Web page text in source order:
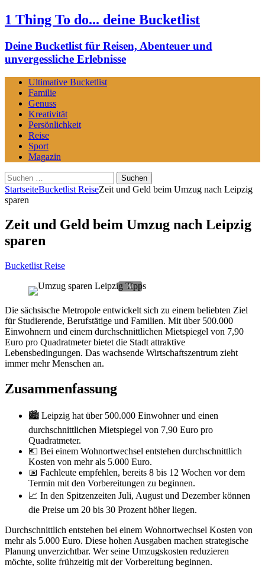
1 Thing To do... deine Bucketlist
Deine Bucketlist für Reisen, Abenteuer und
unvergessliche Erlebnisse
Ultimative Bucketlist
Familie
Genuss
Kreativität
Persönlichkeit
Reise
Sport
Magazin
Suchen
nach:
StartseiteBucketlist ReiseZeit und Geld beim Umzug nach Leipzig
sparen
Zeit und Geld beim Umzug nach Leipzig
sparen
Bucketlist Reise
Die sächsische Metropole entwickelt sich zu einem beliebten Ziel
für Studierende, Berufstätige und Familien. Mit über 500.000
Einwohnern und einem durchschnittlichen Mietspiegel von 7,90
Euro pro Quadratmeter bietet die Stadt attraktive
Lebensbedingungen. Das wachsende Wirtschaftszentrum zieht
immer mehr Menschen an.
Zusammenfassung
🏙️ Leipzig hat über 500.000 Einwohner und einen
durchschnittlichen Mietspiegel von 7,90 Euro pro
Quadratmeter.
💶 Bei einem Wohnortwechsel entstehen durchschnittlich
Kosten von mehr als 5.000 Euro.
📅 Fachleute empfehlen, bereits 8 bis 12 Wochen vor dem
Termin mit den Vorbereitungen zu beginnen.
📈 In den Spitzenzeiten Juli, August und Dezember können
die Preise um 20 bis 30 Prozent höher liegen.
Durchschnittlich entstehen bei einem Wohnortwechsel Kosten von
mehr als 5.000 Euro. Diese hohen Ausgaben machen strategische
Planung unverzichtbar. Wer seine Umzugskosten reduzieren
möchte, sollte frühzeitig mit der Vorbereitung beginnen.